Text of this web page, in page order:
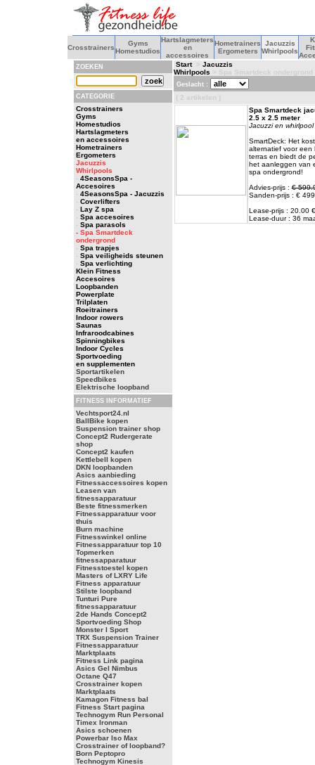
Crosstrainers
Gyms
Homestudios
Hartslagmeters
en
accessoires
Hometrainers
Ergometers
Jacuzzis
Whirlpools
ZOEKEN
CATEGORIE
Crosstrainers
Gyms
Homestudios
Hartslagmeters
en accessoires
Hometrainers
Ergometers
Jacuzzis
Whirlpools
- 4SeasonsSpa -
Accesoires
- 4SeasonsSpa - Jacuzzis
- Coverlifters
- Lay Z spa
- Spa accesoires
- Spa parasols
- Spa Smartdeck
ondergrond
- Spa trapjes
- Spa veiligheids steunen
- Spa verlichting
Klein Fitness
Accesoires
Loopbanden
Powerplate
Trilplaten
Roeitrainers
Indoor rowers
Saunas
Infraroodcabines
Spinningbikes
Indoor Cycles
Sportvoeding
en supplementen
Sportartikelen
Speedbikes
Elektrische loopband
FITNESS INFORMATIEF
Vechtsport24.nl
BallBike kopen
Suspension trainer shop
Concept2 Rudergerate
shop
Concept2 kaufen
Kettlebell kopen
DKN loopbanden
Asics aanbieding
Fitnessaccessoires kopen
Leasen van
fitnessapparatuur
Beste fitnessmerken
Fitnessapparatuur voor
thuis
Burn machine
Fitnesswinkel online
Fitnessapparatuur top 10
Topmerken
fitnessapparatuur
Fitnesstoestel kopen
Masters of LXRY Life
Fitness apparatuur
Stilste loopband
Tunturi Pure
fitnessapparatuur
2de Hands Concept2
Sportvoeding Shop
Monster I Sport
TRX Suspension Trainer
Fitnessapparatuur
Marktplaats
Fitness Link pagina
Asics Gel Nimbus
Octane Q47
Crosstrainer kopen
Marktplaats
Kamagon Fitness bal
Fitness Start pagina
Technogym Run Personal
Timex Ironman
Asics schoenen
Powerbar Iso Max
Crosstrainer of loopband?
Born Peptopro
Technogym Kinesis
Start> Jacuzzis
Whirlpools > Spa Smartdeck ondergrond
Geslacht :
( 2 artikelen )
Spa Smartdeck
2.5 x 2.5 meter
Jacuzzi en
SmartDeck: Het
alternatief voor
terras en biedt de
het aanleggen van
spa ondergrond!
Advies-prijs :€
Sanden-prijs : €
Lease-prijs : 20.00
Lease-duur : 36